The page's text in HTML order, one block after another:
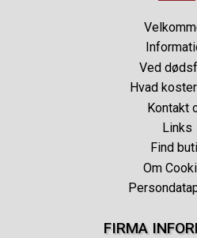
Ved
Hvad
Kontakt
Links
Find
Om
FIRMA